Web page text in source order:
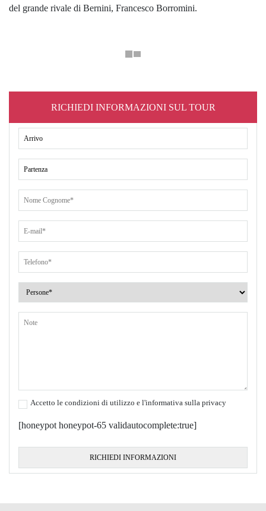
del grande rivale di Bernini, Francesco Borromini.
RICHIEDI INFORMAZIONI SUL TOUR
Accetto le condizioni di utilizzo e l'informativa sulla privacy
[honeypot honeypot-65 validautocomplete:true]